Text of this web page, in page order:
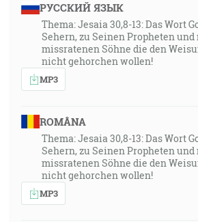
A sluha Pánov sa nemá vadiť,
všetkým, schopný učiť a zniesť i
tichosti karhá tých, ktorý sa
Bôh dal pokánie poznať pravdu,
a vymanili sa z osídla diablovho,
neho robiť jeho vôľu. [2Tm 2:24-26]
36:26
… a vravel: Otče, ak chceš,
kalich; avšak nie moja vôľa, ale
[Lk 22:42]
37:27
РУССКИЙ ЯЗЫК
Thema: Jesaia 30,8-13: Das Wort
Sehern, zu Seinen Propheten
missratenen Söhne die den
nicht gehorchen wollen!
MP3
ROMÂNA
Thema: Jesaia 30,8-13: Das Wort
Sehern, zu Seinen Propheten
missratenen Söhne die den
nicht gehorchen wollen!
MP3